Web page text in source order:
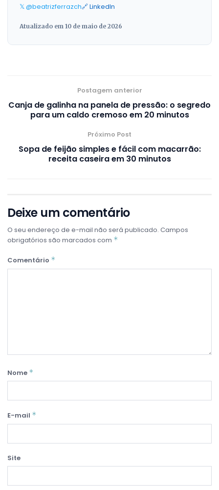
𝕏 @beatrizferrazch🔗 LinkedIn
Atualizado em 10 de maio de 2026
Postagem anterior
Canja de galinha na panela de pressão: o segredo
para um caldo cremoso em 20 minutos
Próximo Post
Sopa de feijão simples e fácil com macarrão:
receita caseira em 30 minutos
Deixe um comentário
O seu endereço de e-mail não será publicado. Campos
obrigatórios são marcados com *
Comentário *
Nome *
E-mail *
Site